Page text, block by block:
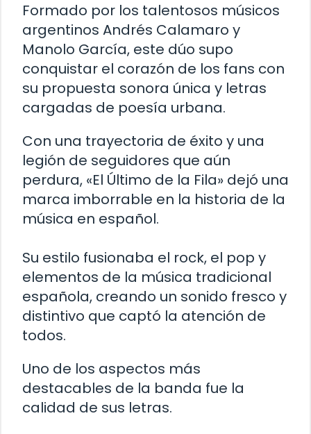
Formado por los talentosos músicos
argentinos Andrés Calamaro y
Manolo García, este dúo supo
conquistar el corazón de los fans con
su propuesta sonora única y letras
cargadas de poesía urbana.
Con una trayectoria de éxito y una
legión de seguidores que aún
perdura, «El Último de la Fila» dejó una
marca imborrable en la historia de la
música en español.
Su estilo fusionaba el rock, el pop y
elementos de la música tradicional
española, creando un sonido fresco y
distintivo que captó la atención de
todos.
Uno de los aspectos más
destacables de la banda fue la
calidad de sus letras.